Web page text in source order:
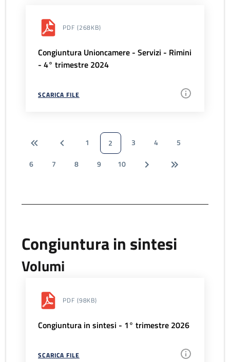
PDF (268KB)
Congiuntura Unioncamere - Servizi - Rimini
- 4° trimestre 2024
SCARICA FILE
1 2 3 4
5
6
7 8 9 10
Congiuntura in sintesi
Volumi
PDF (98KB)
Congiuntura in sintesi - 1° trimestre 2026
SCARICA FILE